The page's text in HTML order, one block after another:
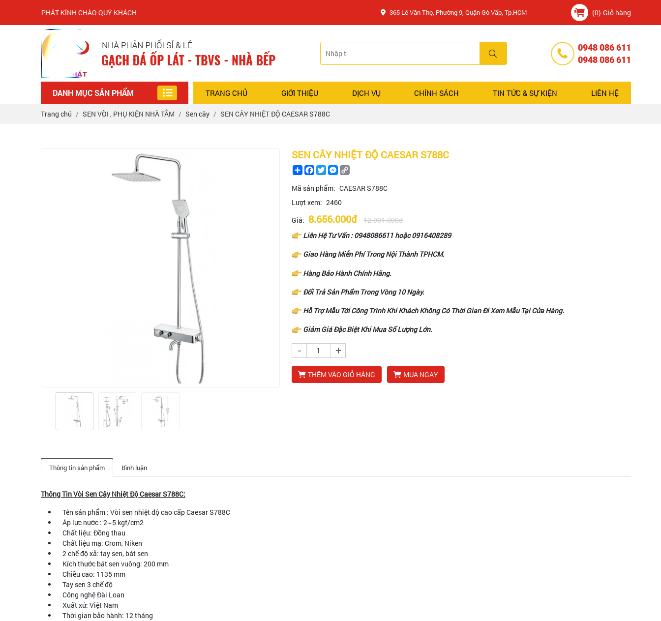
PHÁT KÍNH CHÀO QUÝ KHÁCH 365 Lê Văn Thọ, Phường 9, Quận Gò Vấp, Tp.HCM (0) Giỏ hàng
0948 086 611
0948 086 611
DANH MỤC SẢN PHẨM TRANG CHỦ GIỚI THIỆU DỊCH VỤ CHÍNH SÁCH TIN TỨC & SỰ KIỆN LIÊN HỆ
Trang chủ SEN VÒI , PHỤ KIỆN NHÀ TẮM Sen cây SEN CÂY NHIỆT ĐỘ CAESAR S788C
SEN CÂY NHIỆT ĐỘ CAESAR S788C
ShareFacebook
TwitterMessenger
Mã sản phẩm: CAESAR S788C
Lượt xem: 2460
Giá: 8.656.000đ
12.001.000đ
Liên Hệ Tư Vấn :0948086611 hoặc0916408289
Giao Hàng Miễn Phí Trong Nội Thành TPHCM.
Hàng Bảo Hành Chính Hãng.
Đổi Trả Sản Phẩm Trong Vòng 10 Ngày.
Hỗ Trợ Mẫu Tới Công Trình Khi Khách Không Có Thời Gian Đi Xem Mẫu Tại Cửa Hàng.
Giảm Giá Đặc Biệt Khi Mua Số Lượng Lớn.
- +
THÊM VÀO GIỎ HÀNG MUA NGAY
Thông tin sản phẩm Bình luận
Thông Tin Vòi Sen Cây Nhiệt Độ Caesar S788C:
Tên sản phẩm : Vòi sen nhiệt độ cao cấp Caesar S788C
Áp lực nước : 2~5 kgf/cm2
Chất liệu: Đồng thau
Chất liệu mạ: Crom, Niken
2 chế độ xả: tay sen, bát sen
Kích thước bát sen vuông: 200 mm
Chiều cao: 1135 mm
Tay sen 3 chế độ
Công nghệ Đài Loan
Xuất xứ: Việt Nam
Thời gian bảo hành: 12 tháng